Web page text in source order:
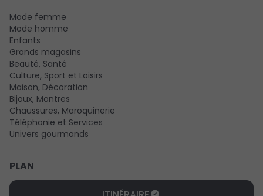
Mode femme
Mode homme
Enfants
Grands magasins
Beauté, Santé
Culture, Sport et Loisirs
Maison, Décoration
Bijoux, Montres
Chaussures, Maroquinerie
Téléphonie et Services
Univers gourmands
PLAN